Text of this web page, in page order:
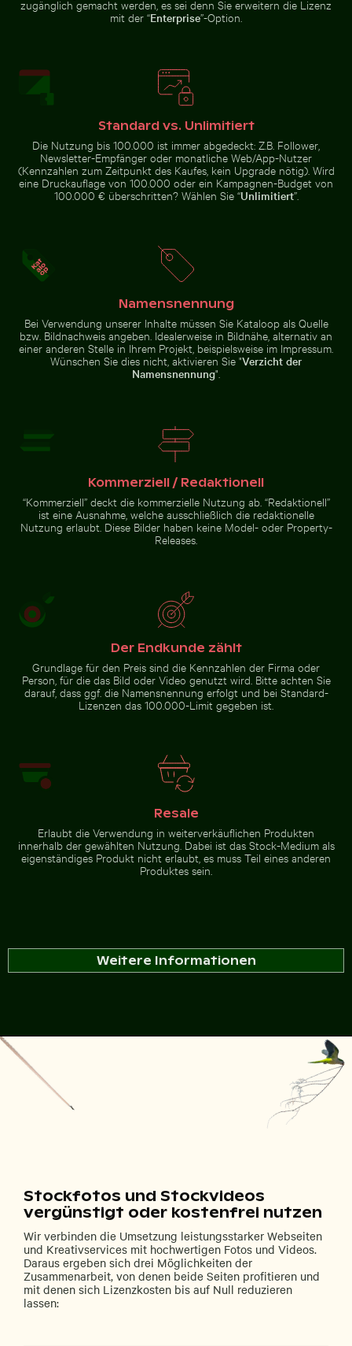
Neugierige rote
Junge Pflanze wächst in rissigem Boden
Mann auf Motorrad an belebter Kreuzung in
Hanoi
Schnee bedecktes Warnschild auf der Straße
Schnee bedecktes Warnschild
Strandliegen und
Strandliegen und Sonnenschirme
Funkelnde 2026 Feier Wunderkerzen
Funkelnde 2026 Feier
Wunderkerzen
Küstendünengräser am
Küstendünengräser am
Sandstrand mit Meerblick
Traditionelles Wandgemälde im Wat Phra Kaeo,
im Wat Phra Kaeo, Bangkok
Nebelige Felsen am
Nebelige
Felsen am
Niagarafälle,
Wasser
Zur Stock-Kollektion
zugänglich gemacht werden, es sei denn Sie erweitern die Lizenz
mit der “Enterprise”-Option.
Standard vs. Unlimitiert
Die Nutzung bis 100.000 ist immer abgedeckt: Z.B. Follower,
Newsletter-Empfänger oder monatliche Web/App-Nutzer
(Kennzahlen zum Zeitpunkt des Kaufes, kein Upgrade nötig). Wird
eine Druckauflage von 100.000 oder ein Kampagnen-Budget von
100.000 € überschritten? Wählen Sie “Unlimitiert”.
Namensnennung
Bei Verwendung unserer Inhalte müssen Sie Kataloop als Quelle
bzw. Bildnachweis angeben. Idealerweise in Bildnähe, alternativ an
einer anderen Stelle in Ihrem Projekt, beispielsweise im Impressum.
Wünschen Sie dies nicht, aktivieren Sie "Verzicht der
Namensnennung".
Kommerziell / Redaktionell
“Kommerziell” deckt die kommerzielle Nutzung ab. “Redaktionell”
ist eine Ausnahme, welche ausschließlich die redaktionelle
Nutzung erlaubt. Diese Bilder haben keine Model- oder Property-
Releases.
Der Endkunde zählt
Grundlage für den Preis sind die Kennzahlen der Firma oder
Person, für die das Bild oder Video genutzt wird. Bitte achten Sie
darauf, dass ggf. die Namensnennung erfolgt und bei Standard-
Lizenzen das 100.000-Limit gegeben ist.
Resale
Erlaubt die Verwendung in weiterverkäuflichen Produkten
innerhalb der gewählten Nutzung. Dabei ist das Stock-Medium als
eigenständiges Produkt nicht erlaubt, es muss Teil eines anderen
Produktes sein.
Weitere Informationen
Stockfotos und Stockvideos
vergünstigt oder kostenfrei nutzen
Wir verbinden die Umsetzung leistungsstarker Webseiten
und Kreativservices mit hochwertigen Fotos und Videos.
Daraus ergeben sich drei Möglichkeiten der
Zusammenarbeit, von denen beide Seiten profitieren und
mit denen sich Lizenzkosten bis auf Null reduzieren
lassen: